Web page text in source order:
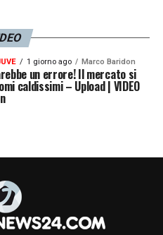
1 giorno ago Marco Baridon
un errore! Il mercato si
caldissimi – Upload | VIDEO